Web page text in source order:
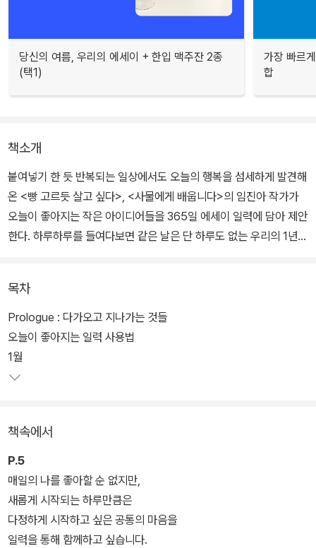
당신의 여름, 우리의 에세이 + 한입 맥주잔 2종
(택1)
가장 빠르
합
책소개
붙여넣기 한 듯 반복되는 일상에서도 오늘의 행복을 섬세하게 발견해
온 <빵 고르듯 살고 싶다>, <사물에게 배웁니다>의 임진아 작가가
오늘이 좋아지는 작은 아이디어들을 365일 에세이 일력에 담아 제안
한다. 하루하루를 들여다보면 같은 날은 단 하루도 없는 우리의 1년.
목차
Prologue : 다가오고 지나가는 것들
오늘이 좋아지는 일력 사용법
1월
책속에서
P.5
매일의 나를 좋아할 순 없지만,
새롭게 시작되는 하루만큼은
다정하게 시작하고 싶은 공통의 마음을
일력을 통해 함께하고 싶습니다.